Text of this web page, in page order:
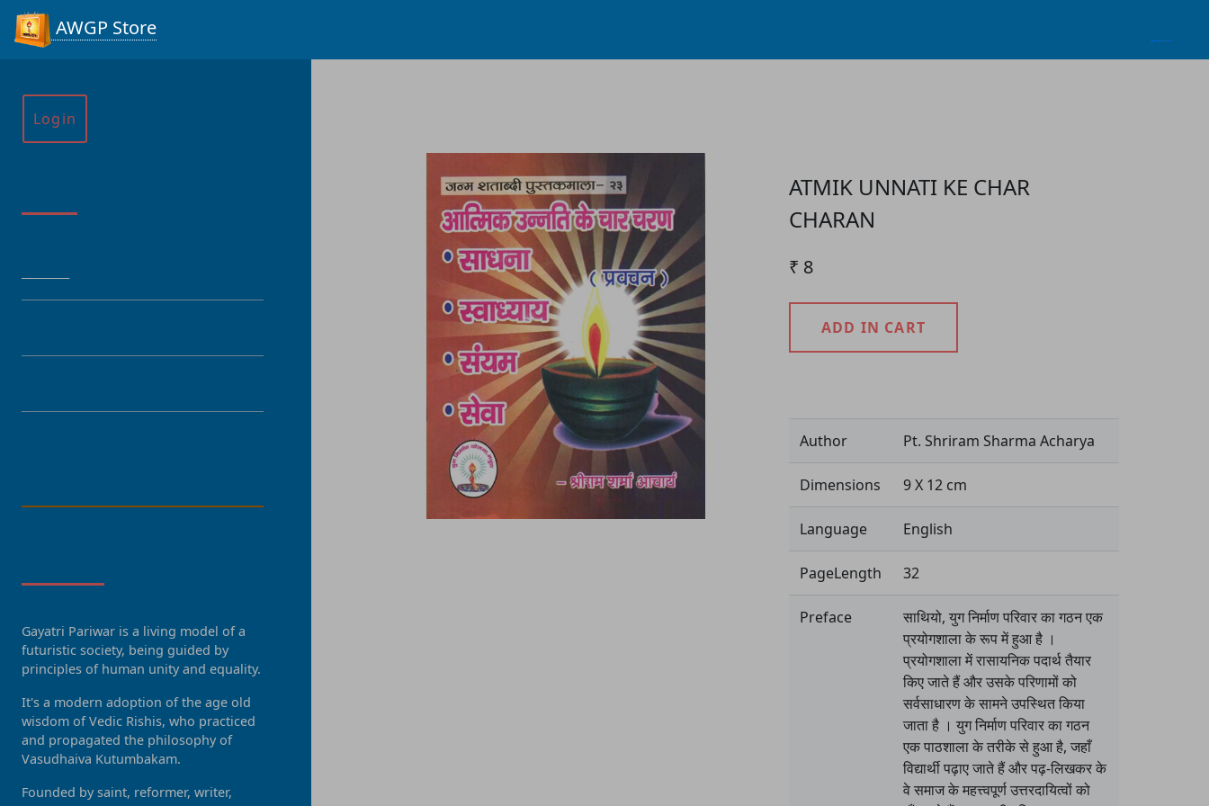
AWGP Store
ATMIK UNNATI KE CHAR
CHARAN
₹ 8
ADD IN CART
Author Pt. Shriram Sharma Acharya
Dimensions 9 X 12 cm
Language English
PageLength 32
Preface
साथियो, युग निर्माण परिवार का गठन एक
प्रयोगशाला के रूप में हुआ है ।
प्रयोगशाला में रासायनिक पदार्थ तैयार
किए जाते हैं और उसके परिणामों को
सर्वसाधारण के सामने उपस्थित किया
जाता है । युग निर्माण परिवार का गठन
एक पाठशाला के तरीके से हुआ है, जहाँ
विद्यार्थी पढ़ाए जाते हैं और पढ़-लिखकर के
वे समाज के महत्त्वपूर्ण उत्तरदायित्वों को
Login
Gayatri Pariwar is a living model of a
futuristic society, being guided by
principles of human unity and equality.
It's a modern adoption of the age old
wisdom of Vedic Rishis, who practiced
and propagated the philosophy of
Vasudhaiva Kutumbakam.
Founded by saint, reformer, writer,